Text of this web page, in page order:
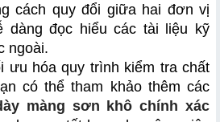
cách quy đổi giữa hai đơn vị
dàng đọc hiểu các tài liệu kỹ
ngoài.
có thể tham khảo thêm các
màng sơn khô chính xác